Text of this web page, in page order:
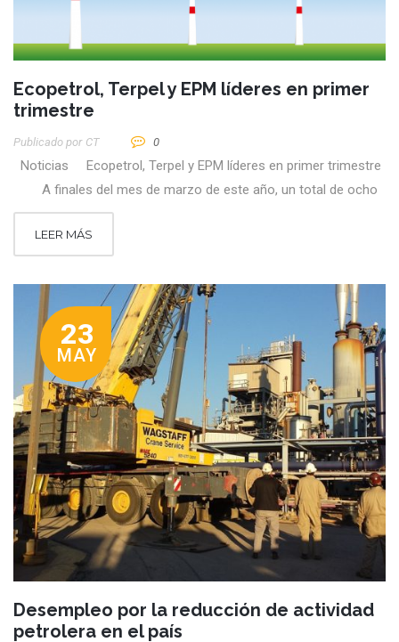
Ecopetrol, Terpel y EPM líderes en primer
trimestre
Publicado por CT 0
Noticias Ecopetrol, Terpel y EPM líderes en primer trimestre
A finales del mes de marzo de este año, un total de ocho
LEER MÁS
23
MAY
Desempleo por la reducción de actividad
petrolera en el país